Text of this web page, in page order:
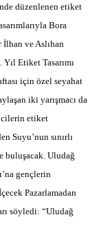
düzenlenen etiket
Bora
ve Aslıhan
Etiket Tasarımı
için özel seyahat
iki yarışmacı da
etiket
Suyu’nun sınırlı
buluşacak. Uludağ
gençlerin
Pazarlamadan
söyledi: “Uludağ